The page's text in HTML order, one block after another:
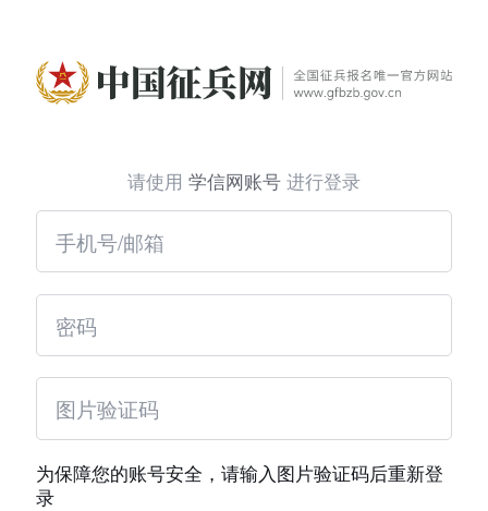
请使用 学信网账号 进行登录
为保障您的账号安全，请输入图片验证码后重新登
录